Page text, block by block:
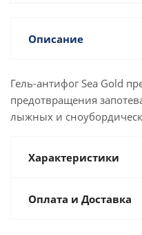
Описание
Гель-антифог Sea Gold
предотвращения
лыжных и
Характеристики
Оплата и Доставка